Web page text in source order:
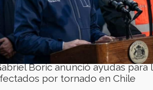
Boric anunció ayudas para
por tornado en Chile